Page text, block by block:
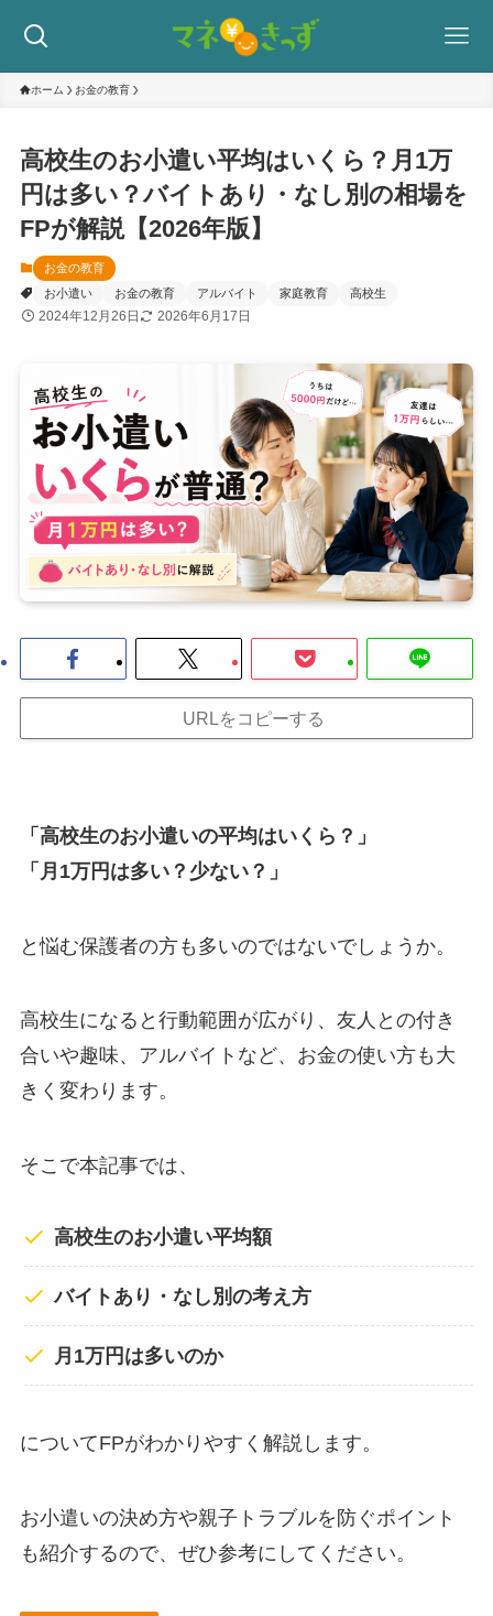
ホーム お金の教育
高校生のお小遣い平均はいくら？月1万
円は多い？バイトあり・なし別の相場を
FPが解説【2026年版】
お金の教育
お小遣い
お金の教育 アルバイト 家庭教育 高校生
2024年12月26日 2026年6月17日
URLをコピーする
「高校生のお小遣いの平均はいくら？」
「月1万円は多い？少ない？」
と悩む保護者の方も多いのではないでしょうか。
高校生になると行動範囲が広がり、友人との付き
合いや趣味、アルバイトなど、お金の使い方も大
きく変わります。
そこで本記事では、
高校生のお小遣い平均額
バイトあり・なし別の考え方
月1万円は多いのか
についてFPがわかりやすく解説します。
お小遣いの決め方や親子トラブルを防ぐポイント
も紹介するので、ぜひ参考にしてください。